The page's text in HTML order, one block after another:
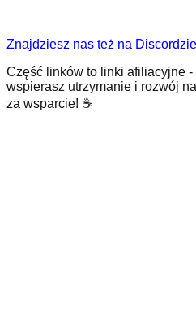
Znajdziesz nas też na
Część linków to linki afiliacyjne -
wspierasz utrzymanie i rozwój
za wsparcie! ☕